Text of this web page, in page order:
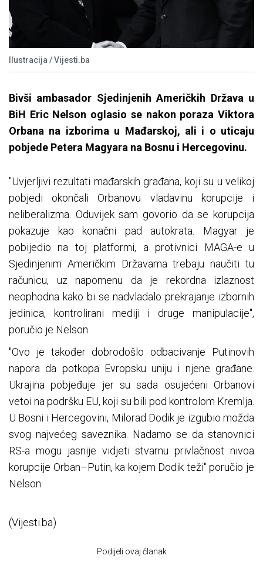
Ilustracija / Vijesti.ba
Bivši ambasador Sjedinjenih Američkih Država u
BiH Eric Nelson oglasio se nakon poraza Viktora
Orbana na izborima u Mađarskoj, ali i o uticaju
pobjede Petera Magyara na Bosnu i Hercegovinu.
"Uvjerljivi rezultati mađarskih građana, koji su u velikoj
pobjedi okončali Orbanovu vladavinu korupcije i
neliberalizma. Oduvijek sam govorio da se korupcija
pokazuje kao konačni pad autokrata. Magyar je
pobijedio na toj platformi, a protivnici MAGA-e u
Sjedinjenim Američkim Državama trebaju naučiti tu
računicu, uz napomenu da je rekordna izlaznost
neophodna kako bi se nadvladalo prekrajanje izbornih
jedinica, kontrolirani mediji i druge manipulacije",
poručio je Nelson.
"Ovo je također dobrodošlo odbacivanje Putinovih
napora da potkopa Evropsku uniju i njene građane.
Ukrajina pobjeđuje jer su sada osujećeni Orbanovi
vetoi na podršku EU, koji su bili pod kontrolom Kremlja.
U Bosni i Hercegovini, Milorad Dodik je izgubio možda
svog najvećeg saveznika. Nadamo se da stanovnici
RS-a mogu jasnije vidjeti stvarnu privlačnost nivoa
korupcije Orban–Putin, ka kojem Dodik teži" poručio je
Nelson.
(Vijesti.ba)
Podijeli ovaj članak